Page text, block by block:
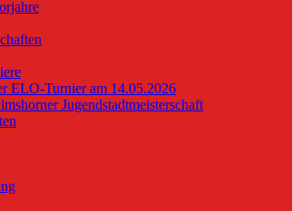
ELO-Turnier am 14.05.2026
Jugendstadtmeisterschaft